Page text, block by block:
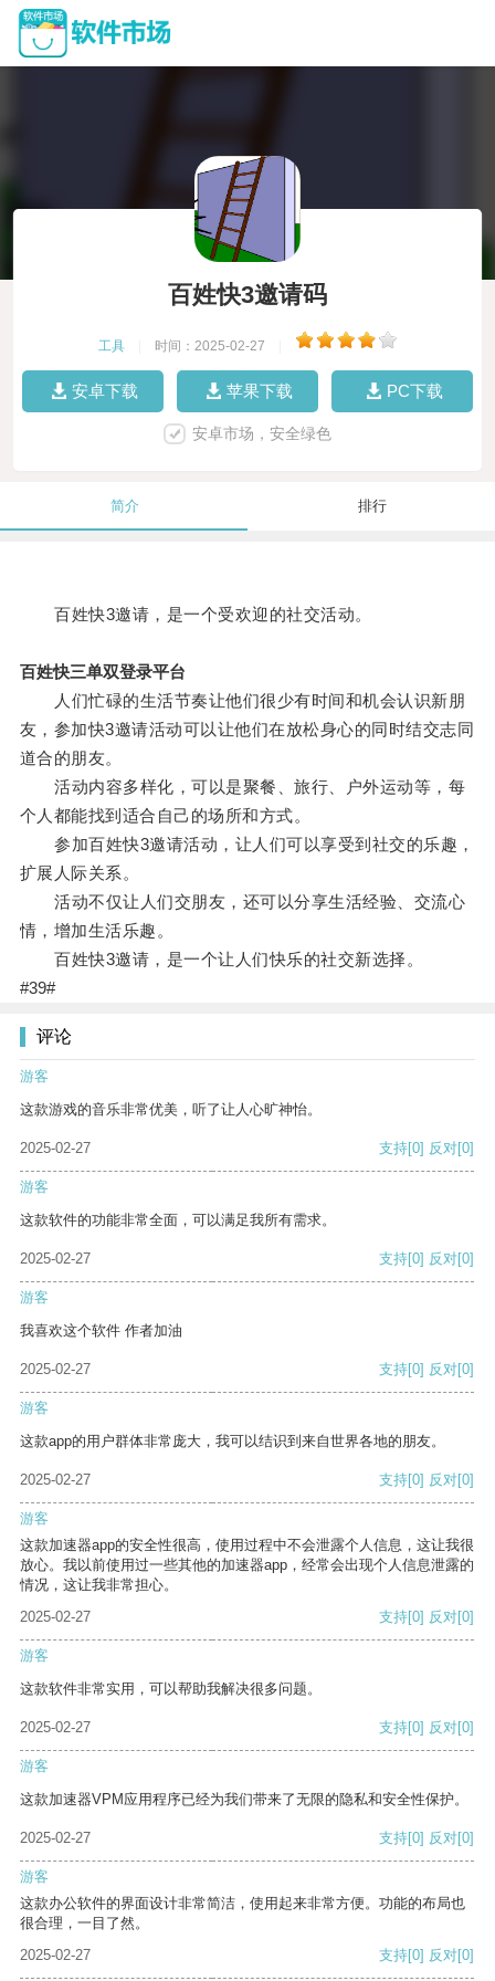
百姓快3邀请码
工具 时间：2025-02-27
安卓下载 苹果下载 PC下载
安卓市场，安全绿色
简介 排行
百姓快3邀请，是一个受欢迎的社交活动。
百姓快三单双登录平台
人们忙碌的生活节奏让他们很少有时间和机会认识新朋
友，参加快3邀请活动可以让他们在放松身心的同时结交志同
道合的朋友。
活动内容多样化，可以是聚餐、旅行、户外运动等，每
个人都能找到适合自己的场所和方式。
参加百姓快3邀请活动，让人们可以享受到社交的乐趣，
扩展人际关系。
活动不仅让人们交朋友，还可以分享生活经验、交流心
情，增加生活乐趣。
百姓快3邀请，是一个让人们快乐的社交新选择。
#39#
评论
游客
这款游戏的音乐非常优美，听了让人心旷神怡。
2025-02-27 支持[0] 反对[0]
游客
这款软件的功能非常全面，可以满足我所有需求。
2025-02-27 支持[0] 反对[0]
游客
我喜欢这个软件 作者加油
2025-02-27 支持[0] 反对[0]
游客
这款app的用户群体非常庞大，我可以结识到来自世界各地的朋友。
2025-02-27 支持[0] 反对[0]
游客
这款加速器app的安全性很高，使用过程中不会泄露个人信息，这让我很
放心。我以前使用过一些其他的加速器app，经常会出现个人信息泄露的
情况，这让我非常担心。
2025-02-27
支持[0] 反对[0]
游客
这款软件非常实用，可以帮助我解决很多问题。
2025-02-27 支持[0] 反对[0]
游客
这款加速器VPM应用程序已经为我们带来了无限的隐私和安全性保护。
2025-02-27 支持[0] 反对[0]
游客
这款办公软件的界面设计非常简洁，使用起来非常方便。功能的布局也
很合理，一目了然。
2025-02-27
支持[0] 反对[0]